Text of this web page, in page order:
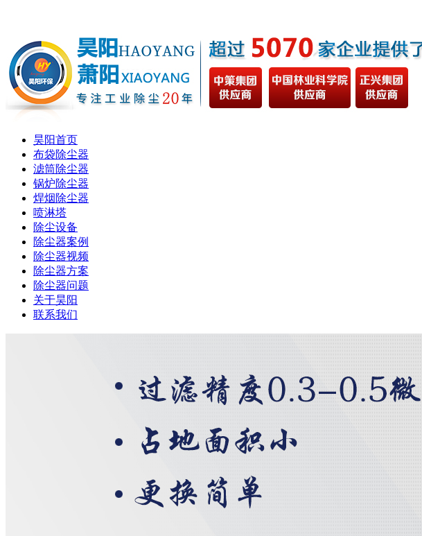
昊阳首页
布袋除尘器
滤筒除尘器
锅炉除尘器
焊烟除尘器
喷淋塔
除尘设备
除尘器案例
除尘器视频
除尘器方案
除尘器问题
关于昊阳
联系我们